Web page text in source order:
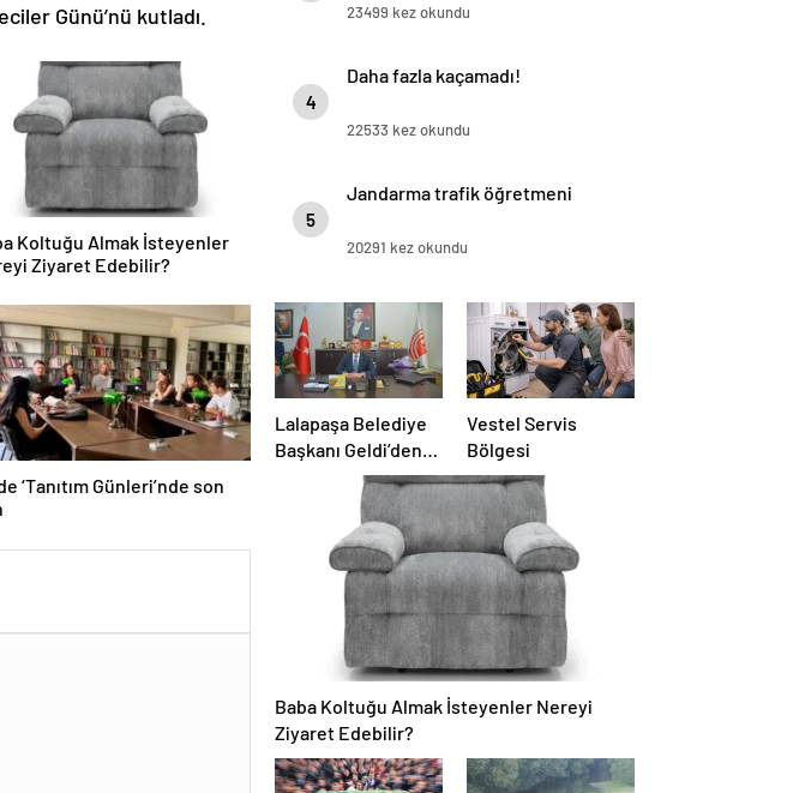
Günü’nü kutladı.
Koltuğu Almak İsteyenler
Ziyaret Edebilir?
‘Tanıtım Günleri’nde son
23499 kez okundu
4
Daha fazla kaçamadı!
22533 kez okundu
5
Jandarma trafik öğretmeni
20291 kez okundu
Lalapaşa Belediye
Başkanı Geldi’den
klima yanıtı!
Vestel Servis
Bölgesi
Baba Koltuğu Almak İsteyenler Nereyi
Ziyaret Edebilir?